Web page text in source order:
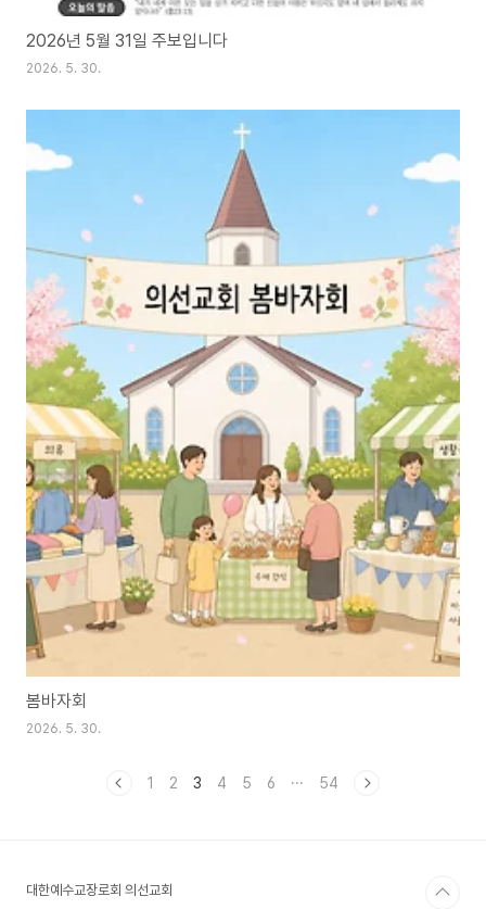
2026년 5월 31일 주보입니다
2026. 5. 30.
봄바자회
2026. 5. 30.
1 2 3 4 5 6 ··· 54
대한예수교장로회 의선교회